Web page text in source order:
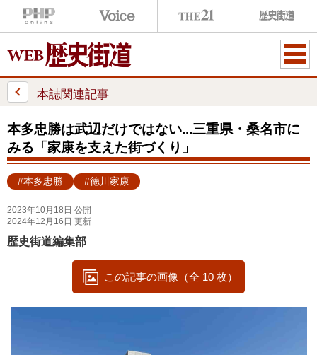
ME
本誌関連記事
本多忠勝は武辺だけではない...三重県・桑名市に
みる「家康を支えた街づくり」
#本多忠勝 #徳川家康
2023年10月18日 公開
2024年12月16日 更新
歴史街道編集部
この記事の画像（全 10 枚）